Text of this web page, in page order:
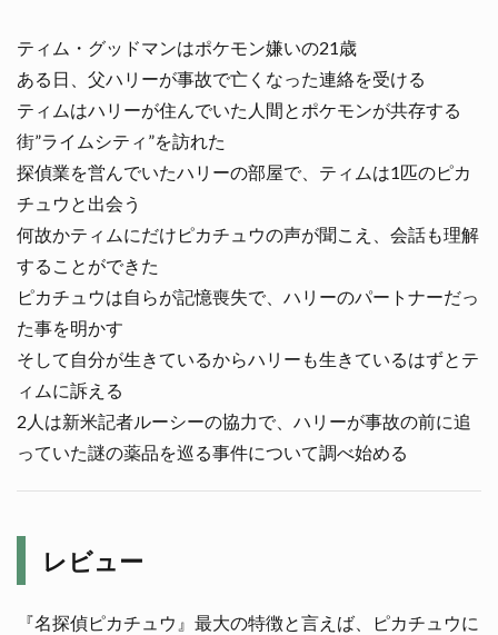
ティム・グッドマンはポケモン嫌いの21歳
ある日、父ハリーが事故で亡くなった連絡を受ける
ティムはハリーが住んでいた人間とポケモンが共存する
街”ライムシティ”を訪れた
探偵業を営んでいたハリーの部屋で、ティムは1匹のピカ
チュウと出会う
何故かティムにだけピカチュウの声が聞こえ、会話も理解
することができた
ピカチュウは自らが記憶喪失で、ハリーのパートナーだっ
た事を明かす
そして自分が生きているからハリーも生きているはずとテ
ィムに訴える
2人は新米記者ルーシーの協力で、ハリーが事故の前に追
っていた謎の薬品を巡る事件について調べ始める
レビュー
『名探偵ピカチュウ』最大の特徴と言えば、ピカチュウに